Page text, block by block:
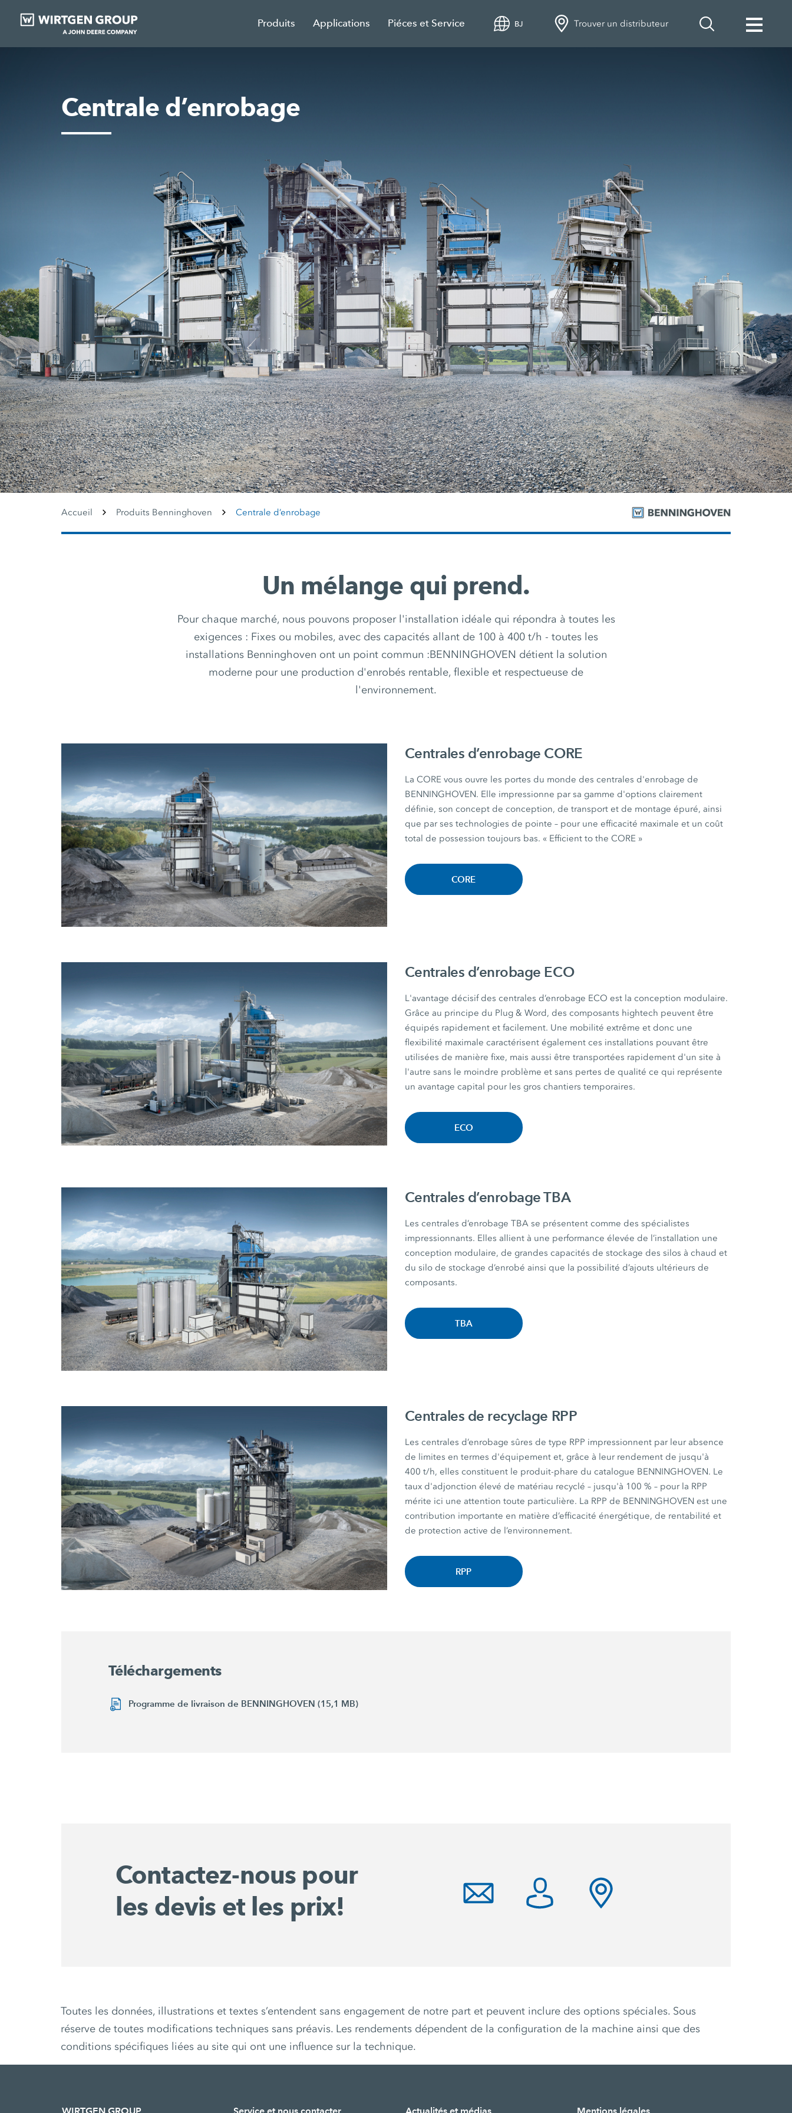
Produits Applications Piéces et Service BJ Trouver un distributeur
Centrale d’enrobage
Accueil Produits Benninghoven Centrale d’enrobage
Un mélange qui prend.
Pour chaque marché, nous pouvons proposer l'installation idéale qui répondra à toutes les
exigences : Fixes ou mobiles, avec des capacités allant de 100 à 400 t/h - toutes les
installations Benninghoven ont un point commun :BENNINGHOVEN détient la solution
moderne pour une production d'enrobés rentable, flexible et respectueuse de
l'environnement.
Centrales d’enrobage CORE
La CORE vous ouvre les portes du monde des centrales d'enrobage de
BENNINGHOVEN. Elle impressionne par sa gamme d'options clairement
définie, son concept de conception, de transport et de montage épuré, ainsi
que par ses technologies de pointe – pour une efficacité maximale et un coût
total de possession toujours bas. « Efficient to the CORE »
CORE
Centrales d’enrobage ECO
L'avantage décisif des centrales d’enrobage ECO est la conception modulaire.
Grâce au principe du Plug & Word, des composants hightech peuvent être
équipés rapidement et facilement. Une mobilité extrême et donc une
flexibilité maximale caractérisent également ces installations pouvant être
utilisées de manière fixe, mais aussi être transportées rapidement d'un site à
l'autre sans le moindre problème et sans pertes de qualité ce qui représente
un avantage capital pour les gros chantiers temporaires.
ECO
Centrales d’enrobage TBA
Les centrales d’enrobage TBA se présentent comme des spécialistes
impressionnants. Elles allient à une performance élevée de l’installation une
conception modulaire, de grandes capacités de stockage des silos à chaud et
du silo de stockage d’enrobé ainsi que la possibilité d’ajouts ultérieurs de
composants.
TBA
Centrales de recyclage RPP
Les centrales d’enrobage sûres de type RPP impressionnent par leur absence
de limites en termes d'équipement et, grâce à leur rendement de jusqu'à
400 t/h, elles constituent le produit-phare du catalogue BENNINGHOVEN. Le
taux d'adjonction élevé de matériau recyclé – jusqu'à 100 % – pour la RPP
mérite ici une attention toute particulière. La RPP de BENNINGHOVEN est une
contribution importante en matière d’efficacité énergétique, de rentabilité et
de protection active de l’environnement.
RPP
Téléchargements
Programme de livraison de BENNINGHOVEN (15,1 MB)
Contactez-nous pour
les devis et les prix!
Toutes les données, illustrations et textes s’entendent sans engagement de notre part et peuvent inclure des options spéciales. Sous
réserve de toutes modifications techniques sans préavis. Les rendements dépendent de la configuration de la machine ainsi que des
conditions spécifiques liées au site qui ont une influence sur la technique.